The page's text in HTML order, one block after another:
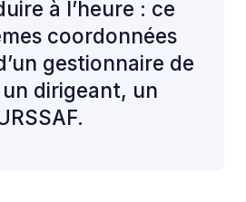
à l’heure : ce
coordonnées
gestionnaire de
dirigeant, un